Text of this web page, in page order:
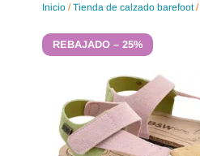
Inicio /Tienda de calzado barefoot/
REBAJADO – 25%